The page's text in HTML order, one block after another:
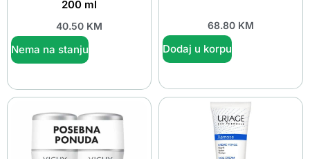
200 ml
40.50 KM
Nema na stanju
68.80 KM
Dodaj u korpu